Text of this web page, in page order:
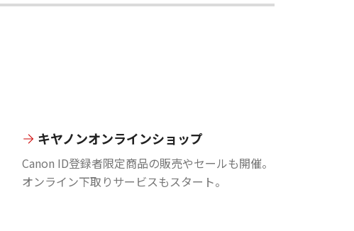
キヤノンオンラインショップ
Canon ID登録者限定商品の販売やセールも開催。
オンライン下取りサービスもスタート。